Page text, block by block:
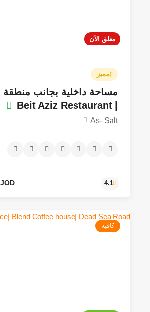
مغلق الآن
مميز
مساحة داخلية بجانب منطقة
As- Salt
كافيه